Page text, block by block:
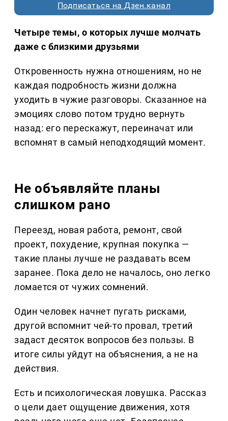
Подписаться на Дзен.канал
Четыре темы, о которых лучше молчать
даже с близкими друзьями
Откровенность нужна отношениям, но не
каждая подробность жизни должна
уходить в чужие разговоры. Сказанное на
эмоциях слово потом трудно вернуть
назад: его перескажут, переиначат или
вспомнят в самый неподходящий момент.
Не объявляйте планы
слишком рано
Переезд, новая работа, ремонт, свой
проект, похудение, крупная покупка —
такие планы лучше не раздавать всем
заранее. Пока дело не началось, оно легко
ломается от чужих сомнений.
Один человек начнет пугать рисками,
другой вспомнит чей-то провал, третий
задаст десяток вопросов без пользы. В
итоге силы уйдут на объяснения, а не на
действия.
Есть и психологическая ловушка. Рассказ
о цели дает ощущение движения, хотя